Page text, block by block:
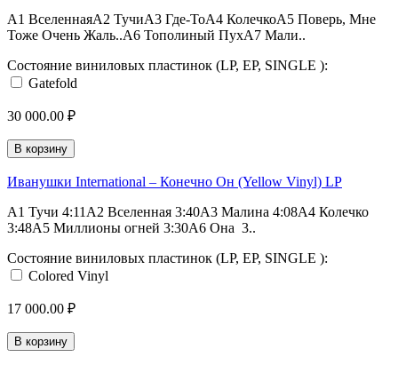
A1 ВселеннаяА2 ТучиА3 Где-ТоА4 КолечкоА5 Поверь, Мне
Тоже Очень Жаль..А6 Тополиный ПухА7 Мали..
Состояние виниловых пластинок (LP, EP, SINGLE ):
Gatefold
30 000.00 ₽
В корзину
Иванушки International – Конечно Он (Yellow Vinyl) LP
A1 Тучи 4:11A2 Вселенная 3:40A3 Малина 4:08A4 Колечко
3:48A5 Миллионы огней 3:30A6 Она 3..
Состояние виниловых пластинок (LP, EP, SINGLE ):
Colored Vinyl
17 000.00 ₽
В корзину